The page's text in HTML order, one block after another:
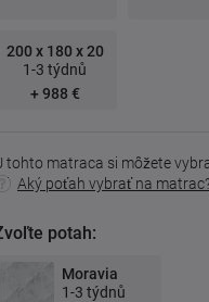
200 x 180 x 20
1-3 týdnů
+ 988 €
tohto matraca si môžete
Aký poťah vybrať na
potah:
Moravia
1-3 týdnů